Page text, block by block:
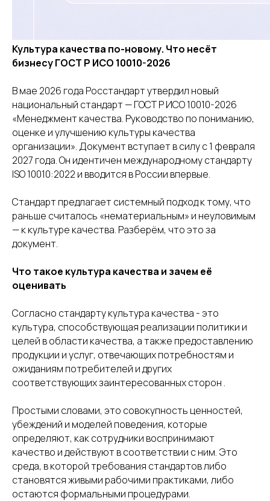
Культура качества по-новому. Что несёт
бизнесу ГОСТ Р ИСО 10010-2026
В мае 2026 года Росстандарт утвердил новый
национальный стандарт — ГОСТ Р ИСО 10010-2026
«Менеджмент качества. Руководство по пониманию,
оценке и улучшению культуры качества
организации». Документ вступает в силу с 1 февраля
2027 года. Он идентичен международному стандарту
ISO 10010:2022 и вводится в России впервые.
Стандарт предлагает системный подход к тому, что
раньше считалось «нематериальным» и неуловимым
— к культуре качества. Разберём, что это за
документ.
Что такое культура качества и зачем её
оценивать
Согласно стандарту культура качества - это
культура, способствующая реализации политики и
целей в области качества, а также предоставлению
продукции и услуг, отвечающих потребностям и
ожиданиям потребителей и других
соответствующих заинтересованных сторон .
Простыми словами, это совокупность ценностей,
убеждений и моделей поведения, которые
определяют, как сотрудники воспринимают
качество и действуют в соответствии с ним. Это
среда, в которой требования стандартов либо
становятся живыми рабочими практиками, либо
остаются формальными процедурами.